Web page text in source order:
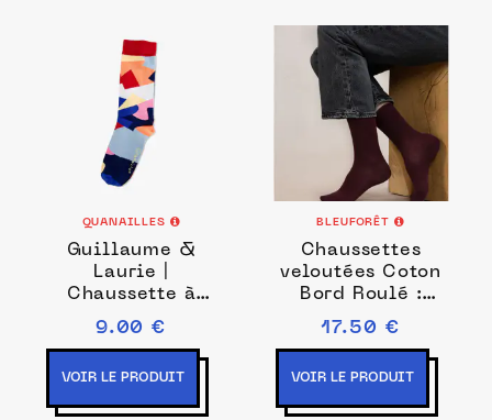
QUANAILLES
Guillaume &
Laurie |
Chaussette à
l'unité Abstract
bleu
9.00 €
VOIR LE PRODUIT
BLEUFORÊT
Chaussettes
veloutées Coton
Bord Roulé :
Coloris - Prune
17.50 €
VOIR LE PRODUIT